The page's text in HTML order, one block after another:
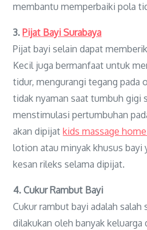
membantu memperbaiki pola
3. Pijat Bayi Surabaya
Pijat bayi selain dapat
Kecil juga bermanfaat untuk
tidur, mengurangi tegang pada
tidak nyaman saat tumbuh gigi
menstimulasi pertumbuhan
akan dipijatkids massage
lotion atau minyak khusus bayi
kesan rileks selama dipijat.
4. Cukur Rambut Bayi
Cukur rambut bayi adalah
dilakukan oleh banyak keluarga